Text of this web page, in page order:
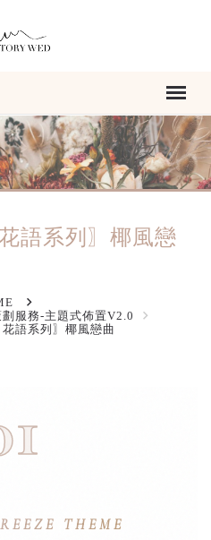
語系列〗椰風戀
劃服務-主題式佈置V2.0
花語系列〗椰風戀曲
THEME